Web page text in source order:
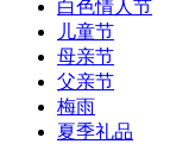
白色情人节
儿童节
母亲节
父亲节
梅雨
夏季礼品